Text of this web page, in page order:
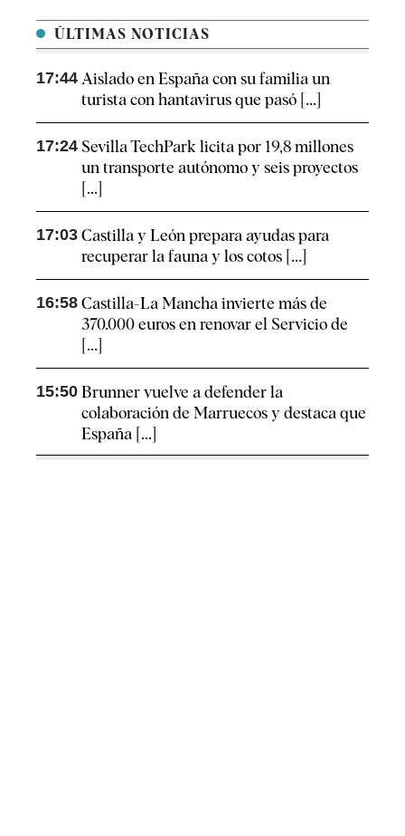
ÚLTIMAS NOTICIAS
17:44 Aislado en España con su familia un
turista con hantavirus que pasó [...]
17:24 Sevilla TechPark licita por 19,8 millones
un transporte autónomo y seis proyectos
[...]
17:03 Castilla y León prepara ayudas para
recuperar la fauna y los cotos [...]
16:58 Castilla-La Mancha invierte más de
370.000 euros en renovar el Servicio de
[...]
15:50 Brunner vuelve a defender la
colaboración de Marruecos y destaca que
España [...]